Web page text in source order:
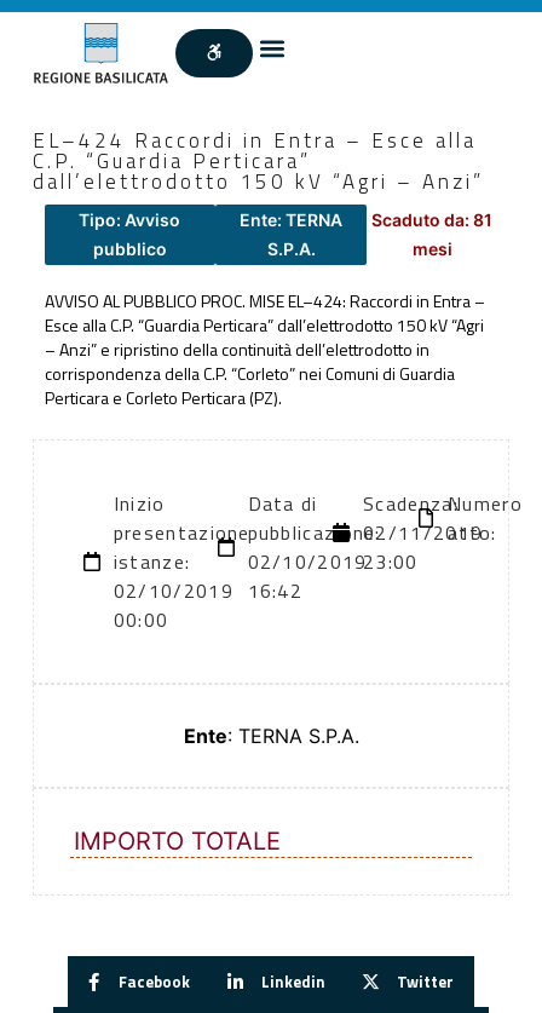
EL–424 Raccordi in Entra – Esce alla
C.P. “Guardia Perticara”
dall’elettrodotto 150 kV “Agri – Anzi”
Tipo: Avviso
pubblico
Ente: TERNA
S.P.A.
Scaduto da: 81
mesi
AVVISO AL PUBBLICO PROC. MISE EL–424: Raccordi in Entra –
Esce alla C.P. “Guardia Perticara” dall’elettrodotto 150 kV “Agri
– Anzi” e ripristino della continuità dell’elettrodotto in
corrispondenza della C.P. “Corleto” nei Comuni di Guardia
Perticara e Corleto Perticara (PZ).
Inizio
presentazione
istanze:
02/10/2019
00:00
Data di
pubblicazione:
02/10/2019
16:42
Scadenza:
02/11/2019
23:00
Numero
atto:
Ente: TERNA S.P.A.
IMPORTO TOTALE
Facebook Linkedin Twitter